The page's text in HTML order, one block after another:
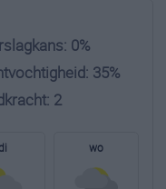
0%
35%
2
di wo